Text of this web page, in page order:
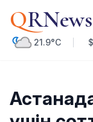
QRNews
21.9°C